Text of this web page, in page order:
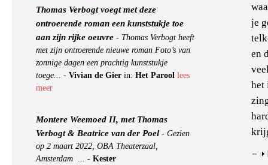
Thomas Verbogt voegt met deze
ontroerende roman een kunststukje toe
aan zijn rijke oeuvre - Thomas Verbogt heeft
met zijn ontroerende nieuwe roman Foto’s van
zonnige dagen een prachtig kunststukje
toege... - Vivian de Gier in: Het Parool lees
meer
Montere Weemoed II, met Thomas
Verbogt & Beatrice van der Poel - Gezien
op 2 maart 2022, OBA Theaterzaal,
Amsterdam ... - Kester
je
en
het